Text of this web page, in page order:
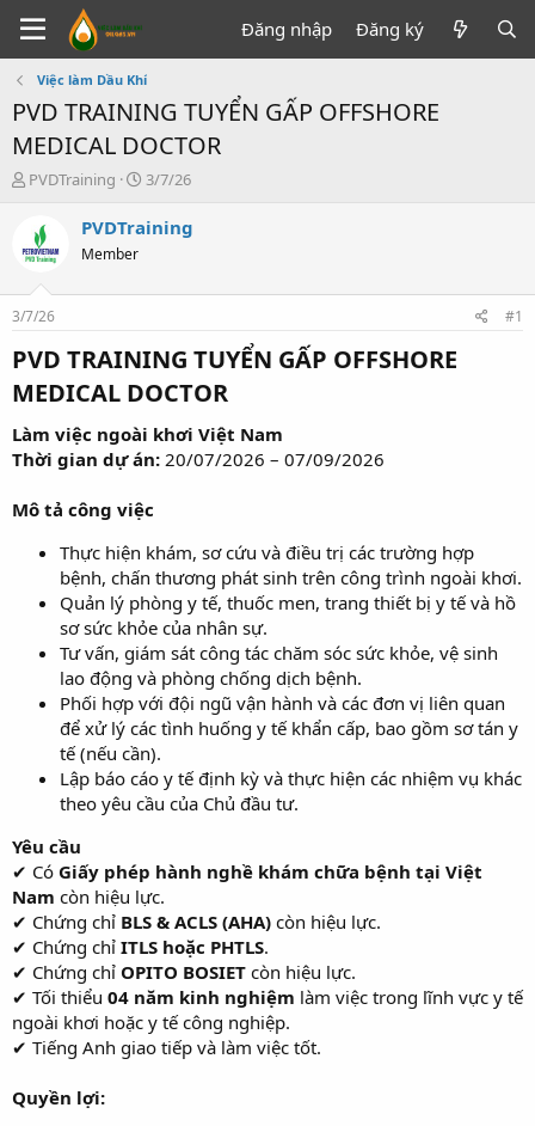
Đăng nhập Đăng ký
Việc làm Dầu Khí
PVD TRAINING TUYỂN GẤP OFFSHORE
MEDICAL DOCTOR
T
e
a
s
t
a
r
t
r
PVDTraining
N
à
3/7/26
PVDTraining
Member
3/7/26 #1
PVD TRAINING TUYỂN GẤP OFFSHORE
MEDICAL DOCTOR​
Làm việc ngoài khơi Việt Nam
Thời gian dự án: 20/07/2026 – 07/09/2026
Mô tả công việc
Thực hiện khám, sơ cứu và điều trị các trường hợp
bệnh, chấn thương phát sinh trên công trình ngoài khơi.
Quản lý phòng y tế, thuốc men, trang thiết bị y tế và hồ
sơ sức khỏe của nhân sự.
Tư vấn, giám sát công tác chăm sóc sức khỏe, vệ sinh
lao động và phòng chống dịch bệnh.
Phối hợp với đội ngũ vận hành và các đơn vị liên quan
để xử lý các tình huống y tế khẩn cấp, bao gồm sơ tán y
tế (nếu cần).
Lập báo cáo y tế định kỳ và thực hiện các nhiệm vụ khác
theo yêu cầu của Chủ đầu tư.
Yêu cầu
✔ Có Giấy phép hành nghề khám chữa bệnh tại Việt
Nam còn hiệu lực.
✔ Chứng chỉ BLS & ACLS (AHA) còn hiệu lực.
✔ Chứng chỉ ITLS hoặc PHTLS.
✔ Chứng chỉ OPITO BOSIET còn hiệu lực.
✔ Tối thiểu 04 năm kinh nghiệm làm việc trong lĩnh vực y tế
ngoài khơi hoặc y tế công nghiệp.
✔ Tiếng Anh giao tiếp và làm việc tốt.
Quyền lợi: